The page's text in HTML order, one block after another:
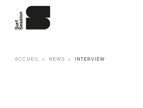
ACCUEIL NEWS INTERVIEW